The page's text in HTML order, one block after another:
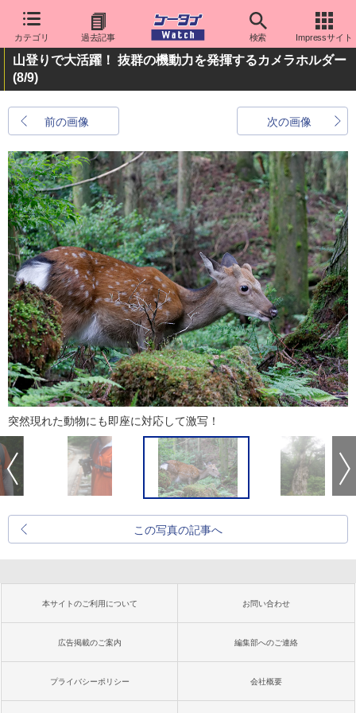
カテゴリ 過去記事 検索 Impressサイト
山登りで大活躍！ 抜群の機動力を発揮するカメラホルダー
(8/9)
前の画像 次の画像
突然現れた動物にも即座に対応して激写！
この写真の記事へ
本サイトのご利用について お問い合わせ
広告掲載のご案内 編集部へのご連絡
プライバシーポリシー 会社概要